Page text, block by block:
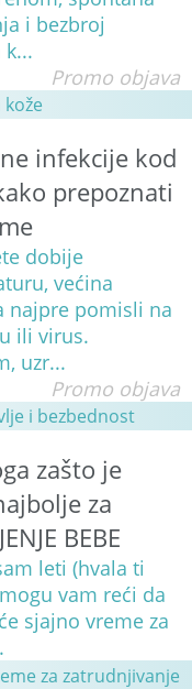
i bezbroj
k...
Promo objava
kože
infekcije kod
prepoznati
dobije
većina
najpre pomisli na
ili virus.
uzr...
Promo objava
i bezbednost
zašto je
za
BEBE
leti (hvala ti
vam reći da
sjajno vreme za
za zatrudnjivanje